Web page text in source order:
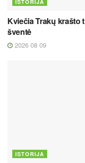
ISTORIJA
Kviečia Trakų krašto
šventė
2026 08 09
ISTORIJA